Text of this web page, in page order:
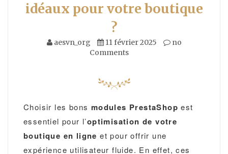
idéaux pour votre boutique
?
aesvn_org 11 février 2025
no
Comments
Choisir les bons modules PrestaShop est
essentiel pour l’optimisation de votre
boutique en ligne et pour offrir une
expérience utilisateur fluide. En effet, ces